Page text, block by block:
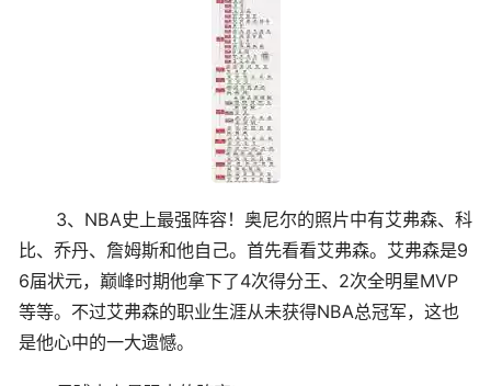
3、NBA史上最强阵容！奥尼尔的照片中有艾弗森、科
比、乔丹、詹姆斯和他自己。首先看看艾弗森。艾弗森是9
6届状元，巅峰时期他拿下了4次得分王、2次全明星MVP
等等。不过艾弗森的职业生涯从未获得NBA总冠军，这也
是他心中的一大遗憾。